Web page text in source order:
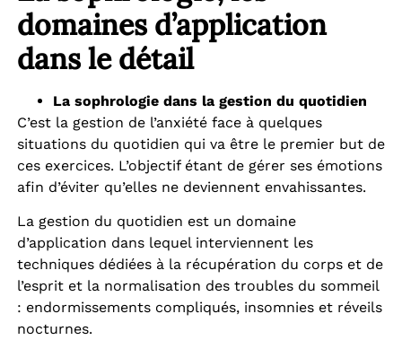
domaines d’application
dans le détail
La sophrologie dans la gestion du quotidien
C’est la gestion de l’anxiété face à quelques
situations du quotidien qui va être le premier but de
ces exercices. L’objectif étant de gérer ses émotions
afin d’éviter qu’elles ne deviennent envahissantes.
La gestion du quotidien est un domaine
d’application dans lequel interviennent les
techniques dédiées à la récupération du corps et de
l’esprit et la normalisation des troubles du sommeil
: endormissements compliqués, insomnies et réveils
nocturnes.